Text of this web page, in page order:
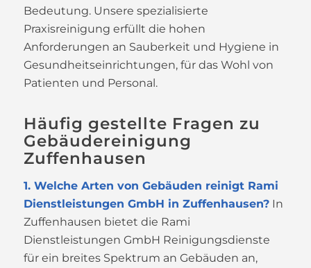
Bedeutung. Unsere spezialisierte
Praxisreinigung erfüllt die hohen
Anforderungen an Sauberkeit und Hygiene in
Gesundheitseinrichtungen, für das Wohl von
Patienten und Personal.
Häufig gestellte Fragen zu
Gebäudereinigung
Zuffenhausen
1. Welche Arten von Gebäuden reinigt Rami
Dienstleistungen GmbH in Zuffenhausen?In
Zuffenhausen bietet die Rami
Dienstleistungen GmbH Reinigungsdienste
für ein breites Spektrum an Gebäuden an,